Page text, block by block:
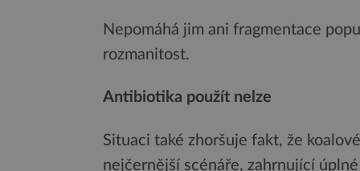
Nepomáhá jim ani fragmentace
rozmanitost.
Antibiotika použít nelze
Situaci také zhoršuje fakt, že
nejčernější scénáře, zahrnující